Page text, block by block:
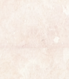
NOUS
26100